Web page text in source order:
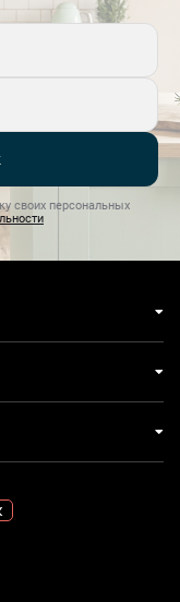
своих персональных